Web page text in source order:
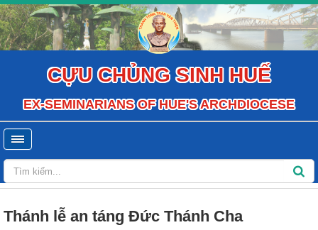
CỰU CHỦNG SINH HUẾ
EX-SEMINARIANS OF HUE'S ARCHDIOCESE
Thánh lễ an táng Đức Thánh Cha